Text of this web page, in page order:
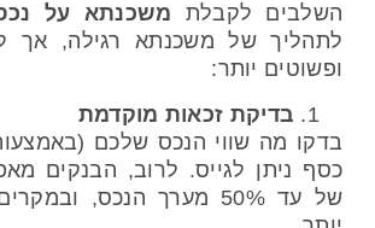
השלבים לקבלת משכנתא על
לתהליך של משכנתא רגילה, אך
ופשוטים יותר:
בדיקת זכאות מוקדמת
בדקו מה שווי הנכס שלכם
כסף ניתן לגייס. לרוב, הבנקים
של עד 50% מערך הנכס,